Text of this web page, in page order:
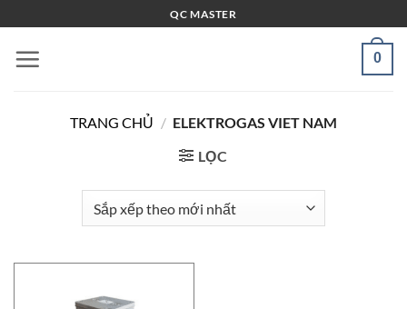
qua
nội
QC MASTER
0
TRANG CHỦ / ELEKTROGAS VIET NAM
LỌC